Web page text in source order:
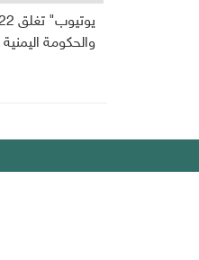
والحكومة